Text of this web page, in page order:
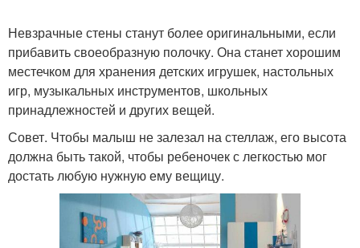
Невзрачные стены станут более оригинальными, если
прибавить своеобразную полочку. Она станет хорошим
местечком для хранения детских игрушек, настольных
игр, музыкальных инструментов, школьных
принадлежностей и других вещей.
Совет. Чтобы малыш не залезал на стеллаж, его высота
должна быть такой, чтобы ребеночек с легкостью мог
достать любую нужную ему вещицу.